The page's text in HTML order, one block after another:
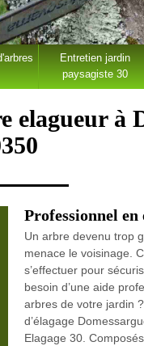
Entretien jardin
paysagiste 30
elagueur à
Professionnel en
Un arbre devenu trop
menace le voisinage.
s’effectuer pour
besoin d’une aide
arbres de votre jardin
d’élagage
Elagage 30.